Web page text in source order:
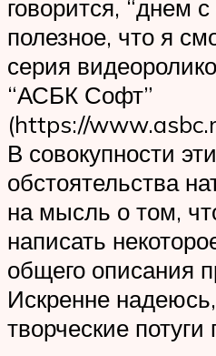
говорится, “днем
полезное, что я
серия
“АСБК Софт”
(https://
В совокупности
обстоятельства
на мысль о том,
написать
общего описания
Искренне
творческие